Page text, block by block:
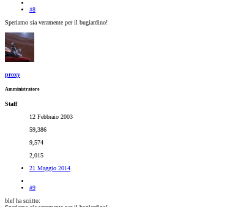
#8
Speriamo sia veramente per il bugiardino!
proxy
Amministratore
Staff
12 Febbraio 2003
59,386
9,574
2,015
21 Maggio 2014
#9
blef ha scritto: